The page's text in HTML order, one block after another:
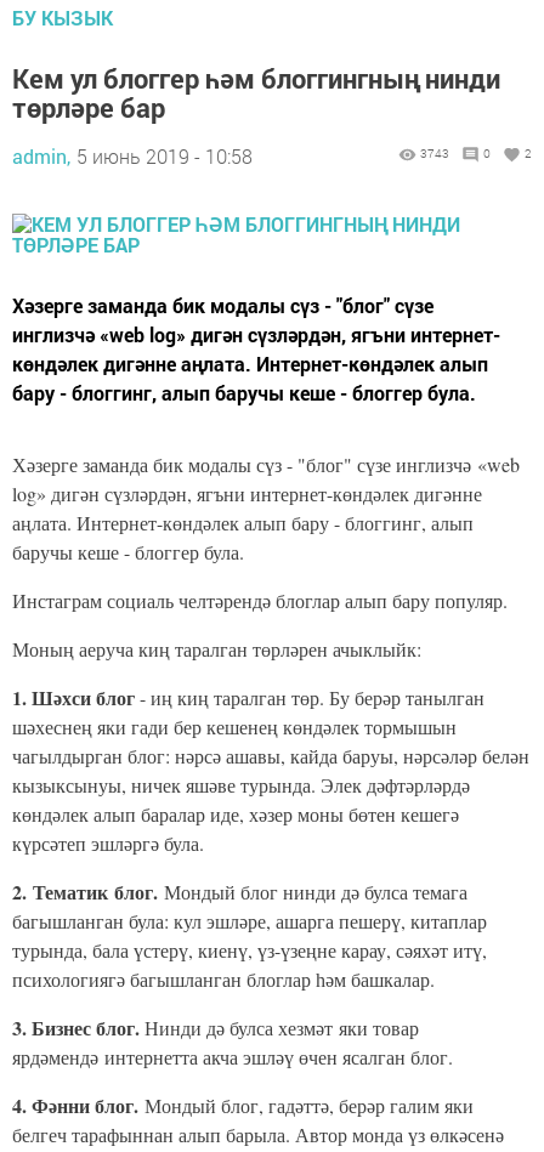
БУ КЫЗЫК
Кем ул блоггер һәм блоггингның нинди
төрләре бар
admin, 5 июнь 2019 - 10:58 3743 0 2
Хәзерге заманда бик модалы сүз - "блог" сүзе
инглизчә «web log» дигән сүзләрдән, ягъни интернет-
көндәлек дигәнне аңлата. Интернет-көндәлек алып
бару - блоггинг, алып баручы кеше - блоггер була.
Хәзерге заманда бик модалы сүз - "блог" сүзе инглизчә «web
log» дигән сүзләрдән, ягъни интернет-көндәлек дигәнне
аңлата. Интернет-көндәлек алып бару - блоггинг, алып
баручы кеше - блоггер була.
Инстаграм социаль челтәрендә блоглар алып бару популяр.
Моның аеруча киң таралган төрләрен ачыклыйк:
1. Шәхси блог- иң киң таралган төр. Бу берәр танылган
шәхеснең яки гади бер кешенең көндәлек тормышын
чагылдырган блог: нәрсә ашавы, кайда баруы, нәрсәләр белән
кызыксынуы, ничек яшәве турында. Элек дәфтәрләрдә
көндәлек алып баралар иде, хәзер моны бөтен кешегә
күрсәтеп эшләргә була.
2. Тематик блог. Мондый блог нинди дә булса темага
багышланган була: кул эшләре, ашарга пешерү, китаплар
турында, бала үстерү, киенү, үз-үзеңне карау, сәяхәт итү,
психологиягә багышланган блоглар һәм башкалар.
3. Бизнес блог.Нинди дә булса хезмәт яки товар
ярдәмендә интернетта акча эшләү өчен ясалган блог.
4. Фәнни блог. Мондый блог, гадәттә, берәр галим яки
белгеч тарафыннан алып барыла. Автор монда үз өлкәсенә